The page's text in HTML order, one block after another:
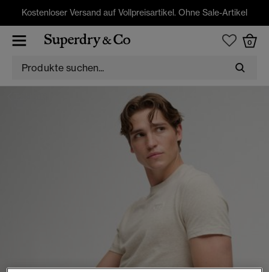
Kostenloser Versand auf Vollpreisartikel. Ohne Sale-Artikel
0